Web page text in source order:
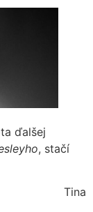
ďalšej
, stačí
Tina